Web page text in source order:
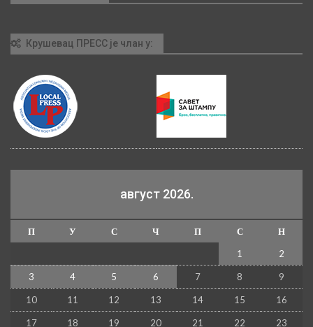
Крушевац ПРЕСС је члан у:
август 2026.
П У С Ч П С
Н
1
2
3 4 5 6 7 8 9
10 11 12 13 14 15 16
17 18 19 20 21 22 23